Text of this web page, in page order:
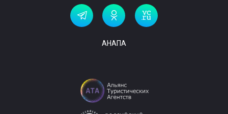
АНАПА